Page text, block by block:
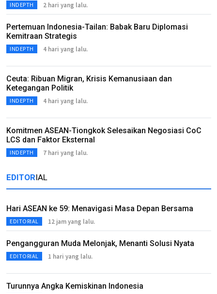
INDEPTH 2 hari yang lalu.
Pertemuan Indonesia-Tailan: Babak Baru Diplomasi
Kemitraan Strategis
INDEPTH 4 hari yang lalu.
Ceuta: Ribuan Migran, Krisis Kemanusiaan dan
Ketegangan Politik
INDEPTH 4 hari yang lalu.
Komitmen ASEAN-Tiongkok Selesaikan Negosiasi CoC
LCS dan Faktor Eksternal
INDEPTH 7 hari yang lalu.
EDITORIAL
Hari ASEAN ke 59: Menavigasi Masa Depan Bersama
EDITORIAL 12 jam yang lalu.
Pengangguran Muda Melonjak, Menanti Solusi Nyata
EDITORIAL 1 hari yang lalu.
Turunnya Angka Kemiskinan Indonesia